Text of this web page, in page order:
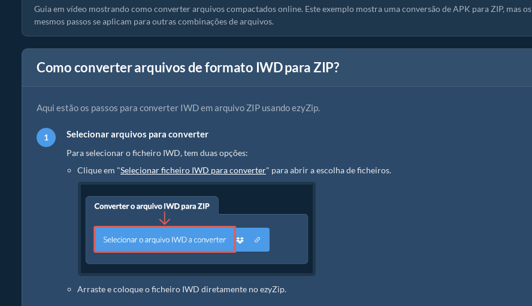
Guia em vídeo mostrando como converter arquivos compactados online. Este exemplo mostra uma conversão de APK para ZIP, mas os
mesmos passos se aplicam para outras combinações de arquivos.
Como converter arquivos de formato IWD para ZIP?
Aqui estão os passos para converter IWD em arquivo ZIP usando ezyZip.
Selecionar arquivos para converter
Para selecionar o ficheiro IWD, tem duas opções:
Clique em "Selecionar ficheiro IWD para converter" para abrir a escolha de ficheiros.
Arraste e coloque o ficheiro IWD diretamente no ezyZip.